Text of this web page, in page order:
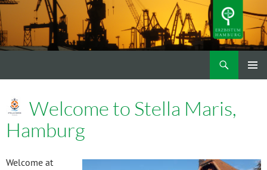
Zum
Inhalt
springen
Welcome to Stella Maris,
Hamburg
Welcome at